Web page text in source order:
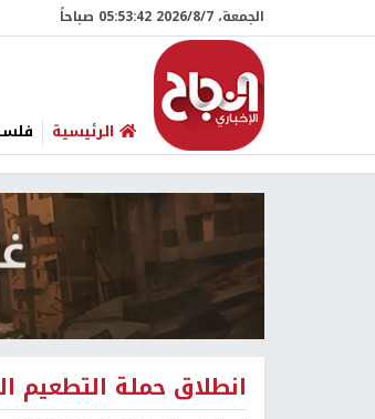
الجمعة، 7/‏8/‏2026 05:53:43 صباحاً
الرئيسية
انطلاق حملة التطعيم